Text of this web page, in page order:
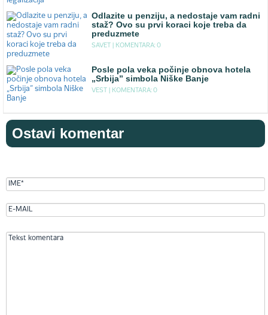
Odlazite u penziju, a nedostaje vam radni
staž? Ovo su prvi koraci koje treba da
preduzmete
SAVET | KOMENTARA: 0
Posle pola veka počinje obnova hotela
„Srbija” simbola Niške Banje
VEST | KOMENTARA: 0
Ostavi komentar